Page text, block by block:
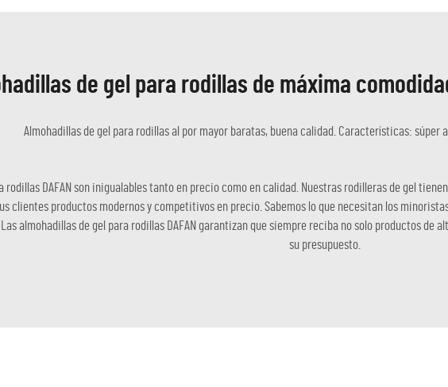
de gel para rodillas de máxima
Almohadillas de gel para rodillas al por mayor baratas, buena calidad. Características: súper
rodillas DAFAN son inigualables tanto en precio como en calidad. Nuestras rodilleras de gel
clientes productos modernos y competitivos en precio. Sabemos lo que necesitan los
almohadillas de gel para rodillas DAFAN garantizan que siempre reciba no solo productos
su presupuesto.